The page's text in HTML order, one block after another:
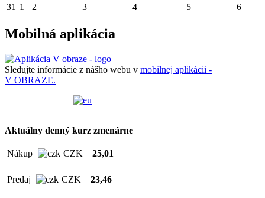
31 1 2 3 4 5 6
Mobilná aplikácia
Sledujte informácie z nášho webu v mobilnej aplikácii -
V OBRAZE.
Aktuálny denný kurz zmenárne
Nákup CZK 25,01
Predaj CZK 23,46